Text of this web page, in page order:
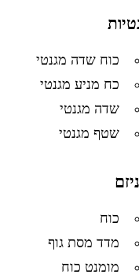
כוח שדה מגנטי
כח מניע מגנטי
שדה מגנטי
שטף מגנטי
כוח
מדד מסת גוף
מומנט כוח